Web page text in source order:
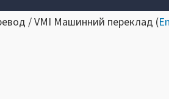
/ VMI Машинний переклад (